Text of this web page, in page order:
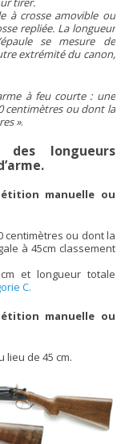
à crosse amovible ou
repliée. La longueur
se mesure de
extrémité du canon,
à feu courte : une
centimètres ou dont la
».
des longueurs
manuelle ou
centimètres ou dont la
à 45cm classement
et longueur totale
C.
manuelle ou
lieu de 45 cm.